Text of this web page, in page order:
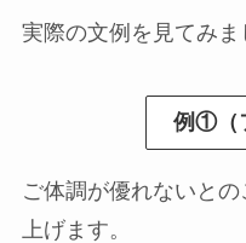
実際の文例を見てみま
例①（
ご体調が優れないと
上げます。